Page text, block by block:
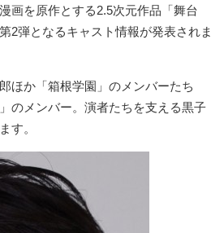
画を原作とする2.5次元作品「舞台
2弾となるキャスト情報が発表されま
ほか「箱根学園」のメンバーたち
のメンバー。演者たちを支える黒子
す。